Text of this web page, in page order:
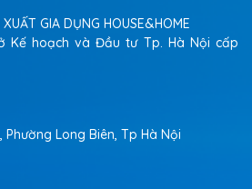
GIA DỤNG HOUSE&HOME
Kế hoạch và Đầu tư Tp. Hà Nội cấp
Phường Long Biên, Tp Hà Nội